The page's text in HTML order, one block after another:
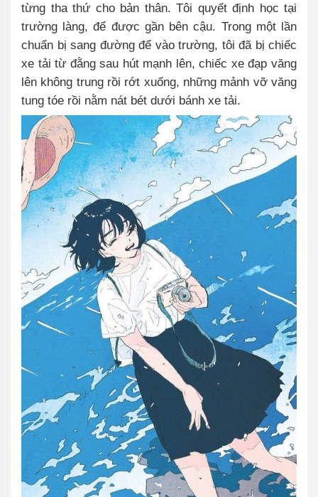
từng tha thứ cho bản thân. Tôi quyết định học tại
trường làng, để được gần bên cậu. Trong một lần
chuẩn bị sang đường để vào trường, tôi đã bị chiếc
xe tải từ đằng sau hút mạnh lên, chiếc xe đạp văng
lên không trung rồi rớt xuống, những mảnh vỡ văng
tung tóe rồi nằm nát bét dưới bánh xe tải.